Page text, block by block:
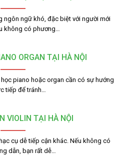
ngôn ngữ khó, đặc biệt với người mới
không có phương…
ORGAN TẠI HÀ NỘI
piano hoặc organ cần có sự hướng
tiếp để tránh…
VIOLIN TẠI HÀ NỘI
cụ dễ tiếp cận khác. Nếu không có
dẫn, bạn rất dễ…